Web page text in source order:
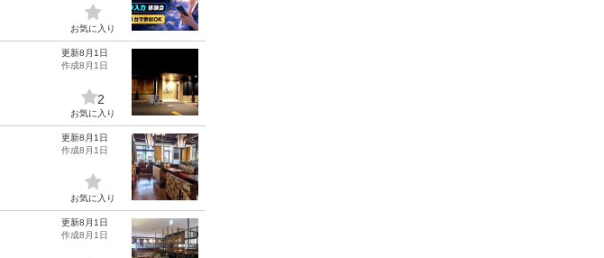
お気に入り
更新8月1日
作成8月1日
2
お気に入り
更新8月1日
作成8月1日
お気に入り
更新8月1日
作成8月1日